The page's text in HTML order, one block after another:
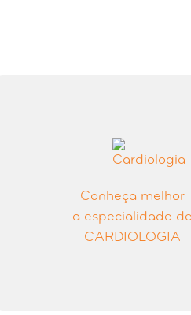
Conheça melhor
a especialidade de
CARDIOLOGIA